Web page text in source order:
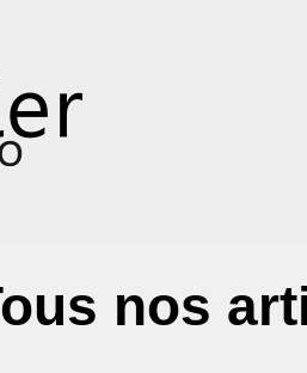
nos